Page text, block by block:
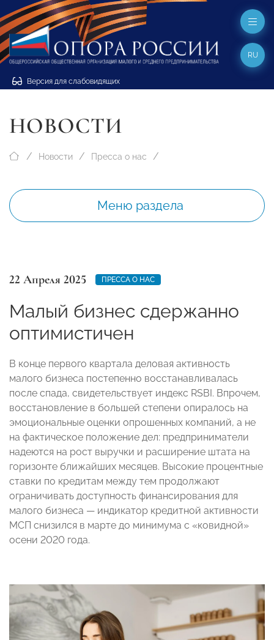
Версия для слабовидящих
RU
НОВОСТИ
Новости Пресса о нас
Меню раздела
22 Апреля 2025 ПРЕССА О НАС
Малый бизнес сдержанно
оптимистичен
В конце первого квартала деловая активность
малого бизнеса постепенно восстанавливалась
после спада, свидетельствует индекс RSBI. Впрочем,
восстановление в большей степени опиралось на
эмоциональные оценки опрошенных компаний, а не
на фактическое положение дел: предприниматели
надеются на рост выручки и расширение штата на
горизонте ближайших месяцев. Высокие процентные
ставки по кредитам между тем продолжают
ограничивать доступность финансирования для
малого бизнеса — индикатор кредитной активности
МСП снизился в марте до минимума с «ковидной»
осени 2020 года.